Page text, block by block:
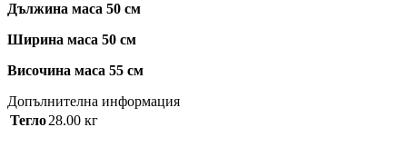
Дължина маса 50 см
Ширина маса 50 см
Височина маса 55 см
Допълнителна информация
Тегло28.00 кг